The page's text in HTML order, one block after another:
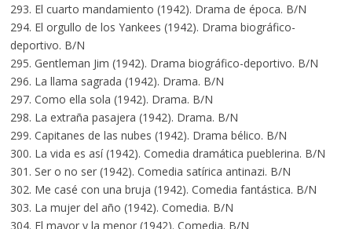
293. El cuarto mandamiento (1942). Drama de época. B/N
294. El orgullo de los Yankees (1942). Drama biográfico-
deportivo. B/N
295. Gentleman Jim (1942). Drama biográfico-deportivo. B/N
296. La llama sagrada (1942). Drama. B/N
297. Como ella sola (1942). Drama. B/N
298. La extraña pasajera (1942). Drama. B/N
299. Capitanes de las nubes (1942). Drama bélico. B/N
300. La vida es así (1942). Comedia dramática pueblerina. B/N
301. Ser o no ser (1942). Comedia satírica antinazi. B/N
302. Me casé con una bruja (1942). Comedia fantástica. B/N
303. La mujer del año (1942). Comedia. B/N
304. El mayor y la menor (1942). Comedia. B/N